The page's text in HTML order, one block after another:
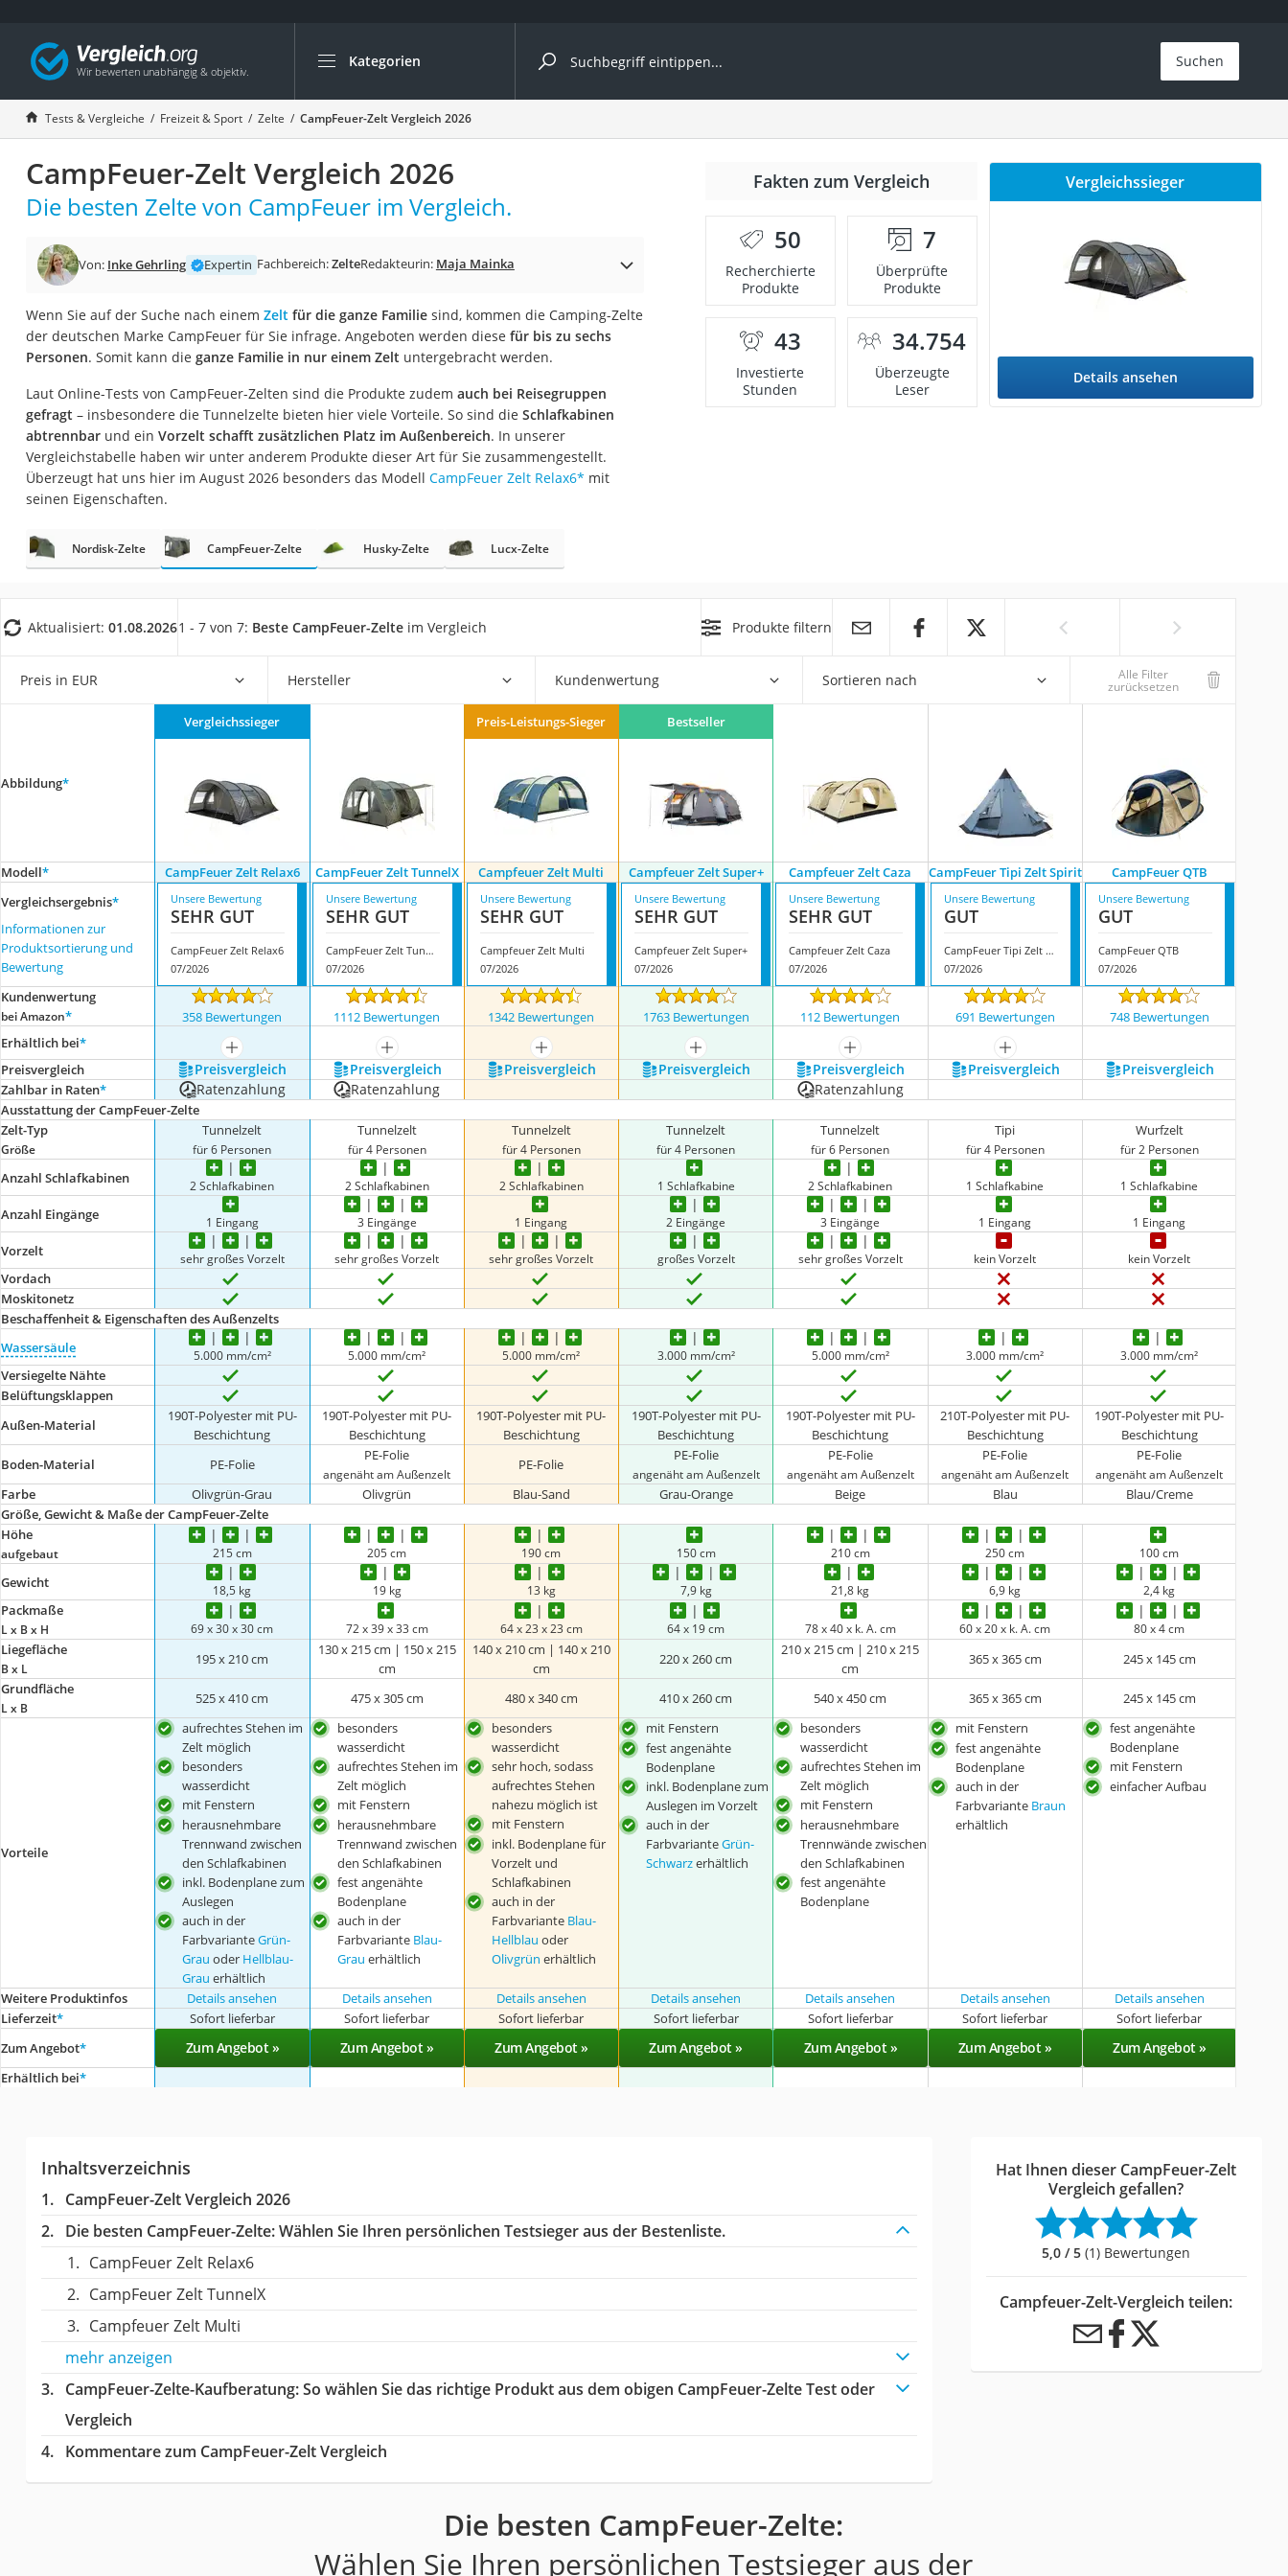
Kategorien
Die beliebtesten Vergleiche nach Kategorie
Freizeit & Sport
Gartentrampolin
Trampolin
Metalldetektor
Eufab-Fahrradträger
Trampolin 366 cm
Aluminium-Koffer
Futterboot
E-Bike-Dreirad
Trekkingschuhe Herren
Reisetasche mit Rollen
Nachtsichtgerät
Handgepäck-Koffer
Wanderschuhe Herren
Suchen
Tests & Vergleiche Freizeit & Sport Zelte CampFeuer-Zelt Vergleich 2026
CampFeuer-Zelt Vergleich 2026
Die besten Zelte von CampFeuer im Vergleich.
Von: Inke Gehrling Expertin Fachbereich:ZelteRedakteurin: Maja Mainka
Wenn Sie auf der Suche nach einem Zeltfür die ganze Familiesind, kommen die Camping-Zelte
der deutschen Marke CampFeuer für Sie infrage. Angeboten werden diese für bis zu sechs
Personen. Somit kann die ganze Familie in nur einem Zelt untergebracht werden.
Laut Online-Tests von CampFeuer-Zelten sind die Produkte zudem auch bei Reisegruppen
gefragt – insbesondere die Tunnelzelte bieten hier viele Vorteile. So sind die Schlafkabinen
abtrennbarund ein Vorzelt schafft zusätzlichen Platz im Außenbereich. In unserer
Vergleichstabelle haben wir unter anderem Produkte dieser Art für Sie zusammengestellt.
Überzeugt hat uns hier im August 2026 besonders das Modell CampFeuer Zelt Relax6* mit
seinen Eigenschaften.
Fakten zum Vergleich
50
Recherchierte
Produkte
7
Überprüfte
Produkte
43
Investierte
Stunden
34.754
Überzeugte
Leser
Vergleichssieger
Details ansehen
Nordisk-Zelte CampFeuer-Zelte Husky-Zelte Lucx-Zelte
Aktualisiert: 01.08.20261 - 7 von 7: Beste CampFeuer-Zelte im Vergleich Produkte filtern
Preis in EUR Hersteller Kundenwertung Sortieren nach Alle Filter
zurücksetzen
Abbildung*
Vergleichssieger Preis-Leistungs-Sieger Bestseller
Modell* CampFeuer Zelt Relax6 CampFeuer Zelt TunnelX Campfeuer Zelt Multi Campfeuer Zelt Super+ Campfeuer Zelt Caza CampFeuer Tipi Zelt Spirit
CampFeuer QTB
Vergleichsergebnis*
Informationen zur
Produktsortierung und
Bewertung
Unsere Bewertung
SEHR GUT
CampFeuer Zelt Relax6
07/2026
Unsere Bewertung
SEHR GUT
CampFeuer Zelt TunnelX
07/2026
Unsere Bewertung
SEHR GUT
Campfeuer Zelt Multi
07/2026
Unsere Bewertung
SEHR GUT
Campfeuer Zelt Super+
07/2026
Unsere Bewertung
SEHR GUT
Campfeuer Zelt Caza
07/2026
Unsere Bewertung
GUT
CampFeuer Tipi Zelt Spirit
07/2026
Unsere Bewertung
GUT
CampFeuer QTB
07/2026
Kundenwertung
bei Amazon* 358 Bewertungen 1112 Bewertungen 1342 Bewertungen 1763 Bewertungen 112 Bewertungen 691 Bewertungen
748 Bewertungen
Erhältlich bei*
mehr anzeigen mehr anzeigen mehr anzeigen mehr anzeigen mehr anzeigen
mehr anzeigen
Preis­vergleich
Preis­vergleich Preis­vergleich Preis­vergleich Preis­vergleich Preis­vergleich Preis­vergleich Preis­vergleich
Zahlbar in Raten* Ratenzahlung Ratenzahlung Ratenzahlung
Ausstattung der CampFeuer-Zelte
Zelt-Typ
Größe
Tunnelzelt
für 6 Personen
Tunnelzelt
für 4 Personen
Tunnelzelt
für 4 Personen
Tunnelzelt
für 4 Personen
Tunnelzelt
für 6 Personen
Tipi
für 4 Personen
Wurfzelt
für 2 Personen
Anzahl Schlafkabinen 2 Schlafkabinen 2 Schlafkabinen 2 Schlafkabinen 1 Schlafkabine 2 Schlafkabinen 1 Schlafkabine 1 Schlafkabine
Anzahl Eingänge 1 Eingang 3 Eingänge 1 Eingang 2 Eingänge 3 Eingänge 1 Eingang 1 Eingang
Vorzelt sehr großes Vorzelt sehr großes Vorzelt sehr großes Vorzelt großes Vorzelt sehr großes Vorzelt kein Vorzelt kein Vorzelt
Vordach
Moskitonetz
Beschaffenheit & Eigenschaften des Außenzelts
Wassersäule
5.000 mm/cm² 5.000 mm/cm² 5.000 mm/cm² 3.000 mm/cm² 5.000 mm/cm² 3.000 mm/cm² 3.000 mm/cm²
Versiegelte Nähte
Belüftungsklappen
Außen-Material
190T-Polyester mit PU-
Beschichtung
190T-Polyester mit PU-
Beschichtung
190T-Polyester mit PU-
Beschichtung
190T-Polyester mit PU-
Beschichtung
190T-Polyester mit PU-
Beschichtung
210T-Polyester mit PU-
Beschichtung
190T-Polyester mit PU-
Beschichtung
Boden-Material
PE-Folie
PE-Folie
angenäht am Außenzelt
PE-Folie
PE-Folie
angenäht am Außenzelt
PE-Folie
angenäht am Außenzelt
PE-Folie
angenäht am Außenzelt
PE-Folie
angenäht am Außenzelt
Farbe Olivgrün-Grau Olivgrün Blau-Sand Grau-Orange Beige Blau
Blau/Creme
Größe, Gewicht & Maße der CampFeuer-Zelte
Höhe
aufgebaut 215 cm 205 cm 190 cm 150 cm 210 cm 250 cm 100 cm
Gewicht 18,5 kg 19 kg 13 kg 7,9 kg 21,8 kg 6,9 kg 2,4 kg
Packmaße
L x B x H 69 x 30 x 30 cm 72 x 39 x 33 cm 64 x 23 x 23 cm 64 x 19 cm 78 x 40 x k. A. cm 60 x 20 x k. A. cm 80 x 4 cm
Liegefläche
B x L
195 x 210 cm
130 x 215 cm | 150 x 215
cm
140 x 210 cm | 140 x 210
cm
220 x 260 cm
210 x 215 cm | 210 x 215
cm
365 x 365 cm
245 x 145 cm
Grundfläche
L x B
525 x 410 cm 475 x 305 cm 480 x 340 cm 410 x 260 cm 540 x 450 cm 365 x 365 cm 245 x 145 cm
Vorteile
aufrechtes Stehen im
Zelt möglich
besonders
wasserdicht
mit Fenstern
herausnehmbare
Trennwand zwischen
den Schlafkabinen
inkl. Bodenplane zum
Auslegen
auch in der
FarbvarianteGrün-
Grau oder Hellblau-
Grau erhältlich
besonders
wasserdicht
aufrechtes Stehen im
Zelt möglich
mit Fenstern
herausnehmbare
Trennwand zwischen
den Schlafkabinen
fest angenähte
Bodenplane
auch in der
Farbvariante Blau-
Grau erhältlich
besonders
wasserdicht
sehr hoch, sodass
aufrechtes Stehen
nahezu möglich ist
mit Fenstern
inkl. Bodenplane für
Vorzelt und
Schlafkabinen
auch in der
Farbvariante Blau-
Hellblau oder
Olivgrün erhältlich
mit Fenstern
fest angenähte
Bodenplane
inkl. Bodenplane zum
Auslegen im Vorzelt
auch in der
FarbvarianteGrün-
Schwarzerhältlich
besonders
wasserdicht
aufrechtes Stehen im
Zelt möglich
mit Fenstern
herausnehmbare
Trennwände zwischen
den Schlafkabinen
fest angenähte
Bodenplane
mit Fenstern
fest angenähte
Bodenplane
auch in der
Farbvariante Braun
erhältlich
fest angenähte
Bodenplane
mit Fenstern
einfacher Aufbau
Weitere Produktinfos Details ansehen Details ansehen Details ansehen Details ansehen Details ansehen Details ansehen
Details ansehen
Lieferzeit* Sofort lieferbar Sofort lieferbar Sofort lieferbar Sofort lieferbar Sofort lieferbar Sofort lieferbar
Sofort lieferbar
Zum Angebot* Zum Angebot » Zum Angebot » Zum Angebot » Zum Angebot » Zum Angebot » Zum Angebot » Zum Angebot »
Erhältlich bei*
Inhaltsverzeichnis
CampFeuer-Zelt Vergleich 2026
Die besten CampFeuer-Zelte:Wählen Sie Ihren persönlichen Testsieger aus der Bestenliste.
CampFeuer Zelt Relax6
CampFeuer Zelt TunnelX
Campfeuer Zelt Multi
mehr anzeigen
CampFeuer-Zelte-Kaufberatung: So wählen Sie das richtige Produkt aus dem obigen CampFeuer-Zelte Test oder
Vergleich
Kommentare zum CampFeuer-Zelt Vergleich
Hat Ihnen dieser CampFeuer-Zelt
Vergleich gefallen?
5,0 / 5 (1) Bewertungen
Campfeuer-Zelt-Vergleich teilen:
Die besten CampFeuer-Zelte:
Wählen Sie Ihren persönlichen Testsieger aus der